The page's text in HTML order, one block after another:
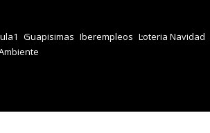
Guapisimas Iberempleos Loteria Navidad